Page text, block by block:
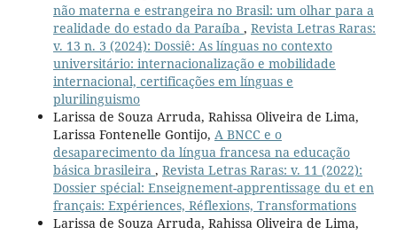
não materna e estrangeira no Brasil: um olhar para a
realidade do estado da Paraíba , Revista Letras Raras:
v. 13 n. 3 (2024): Dossiê: As línguas no contexto
universitário: internacionalização e mobilidade
internacional, certificações em línguas e
plurilinguismo
Larissa de Souza Arruda, Rahissa Oliveira de Lima,
Larissa Fontenelle Gontijo, A BNCC e o
desaparecimento da língua francesa na educação
básica brasileira , Revista Letras Raras: v. 11 (2022):
Dossier spécial: Enseignement-apprentissage du et en
français: Expériences, Réflexions, Transformations
Larissa de Souza Arruda, Rahissa Oliveira de Lima,